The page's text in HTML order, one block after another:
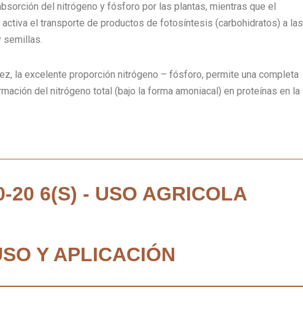
del nitrógeno y fósforo por las plantas, mientras que el
el transporte de productos de fotosíntesis (carbohidratos) a las
semillas.
la excelente proporción nitrógeno – fósforo, permite una completa
del nitrógeno total (bajo la forma amoniacal) en proteínas en la
20 6(S) - USO AGRICOLA
Y APLICACIÓN